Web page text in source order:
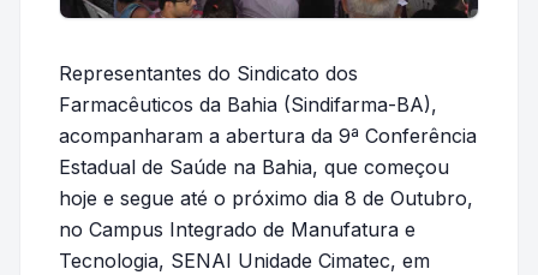
Representantes do Sindicato dos
Farmacêuticos da Bahia (Sindifarma-BA),
acompanharam a abertura da 9ª Conferência
Estadual de Saúde na Bahia, que começou
hoje e segue até o próximo dia 8 de Outubro,
no Campus Integrado de Manufatura e
Tecnologia, SENAI Unidade Cimatec, em